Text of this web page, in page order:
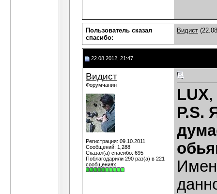
Пользователь сказал
cпасибо:
Видист
22.08.2012, 21:47
Видист
Форумчанин
Регистрация: 09.10.2011
Сообщений: 1,288
Сказал(а) спасибо: 695
Поблагодарили 290 раз(а) в 221
сообщениях
LUX,
Р.S.